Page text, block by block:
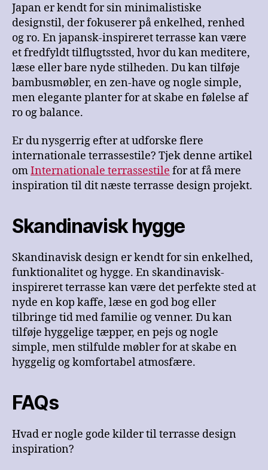
Japan er kendt for sin minimalistiske
designstil, der fokuserer på enkelhed, renhed
og ro. En japansk-inspireret terrasse kan være
et fredfyldt tilflugtssted, hvor du kan meditere,
læse eller bare nyde stilheden. Du kan tilføje
bambusmøbler, en zen-have og nogle simple,
men elegante planter for at skabe en følelse af
ro og balance.
Er du nysgerrig efter at udforske flere
internationale terrassestile? Tjek denne artikel
omInternationale terrassestile for at få mere
inspiration til dit næste terrasse design projekt.
Skandinavisk hygge
Skandinavisk design er kendt for sin enkelhed,
funktionalitet og hygge. En skandinavisk-
inspireret terrasse kan være det perfekte sted at
nyde en kop kaffe, læse en god bog eller
tilbringe tid med familie og venner. Du kan
tilføje hyggelige tæpper, en pejs og nogle
simple, men stilfulde møbler for at skabe en
hyggelig og komfortabel atmosfære.
FAQs
Hvad er nogle gode kilder til terrasse design
inspiration?